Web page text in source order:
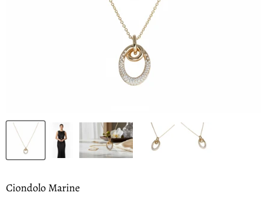
Ciondolo Marine